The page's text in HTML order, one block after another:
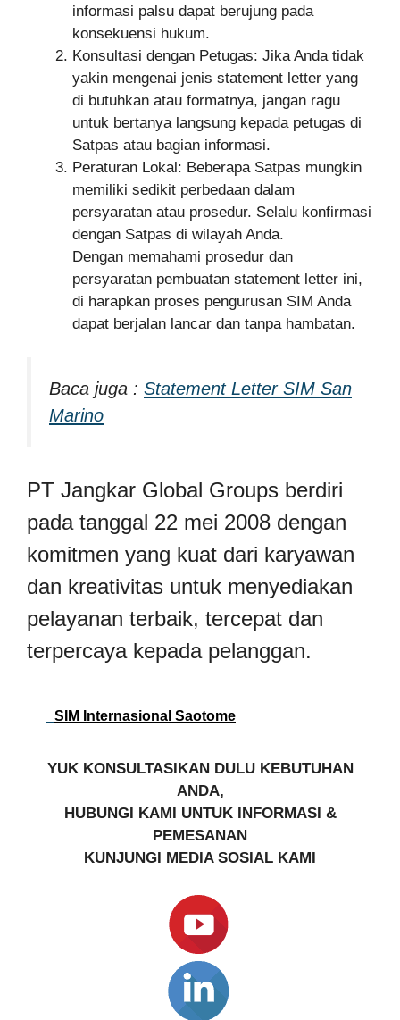
informasi palsu dapat berujung pada
konsekuensi hukum.
Konsultasi dengan Petugas: Jika Anda tidak
yakin mengenai jenis statement letter yang
di butuhkan atau formatnya, jangan ragu
untuk bertanya langsung kepada petugas di
Satpas atau bagian informasi.
Peraturan Lokal: Beberapa Satpas mungkin
memiliki sedikit perbedaan dalam
persyaratan atau prosedur. Selalu konfirmasi
dengan Satpas di wilayah Anda.
Dengan memahami prosedur dan
persyaratan pembuatan statement letter ini,
di harapkan proses pengurusan SIM Anda
dapat berjalan lancar dan tanpa hambatan.
Baca juga : Statement Letter SIM San
Marino
PT Jangkar Global Groups berdiri
pada tanggal 22 mei 2008 dengan
komitmen yang kuat dari karyawan
dan kreativitas untuk menyediakan
pelayanan terbaik, tercepat dan
terpercaya kepada pelanggan.
SIM Internasional Saotome
YUK KONSULTASIKAN DULU KEBUTUHAN
ANDA,
HUBUNGI KAMI UNTUK INFORMASI &
PEMESANAN
KUNJUNGI MEDIA SOSIAL KAMI